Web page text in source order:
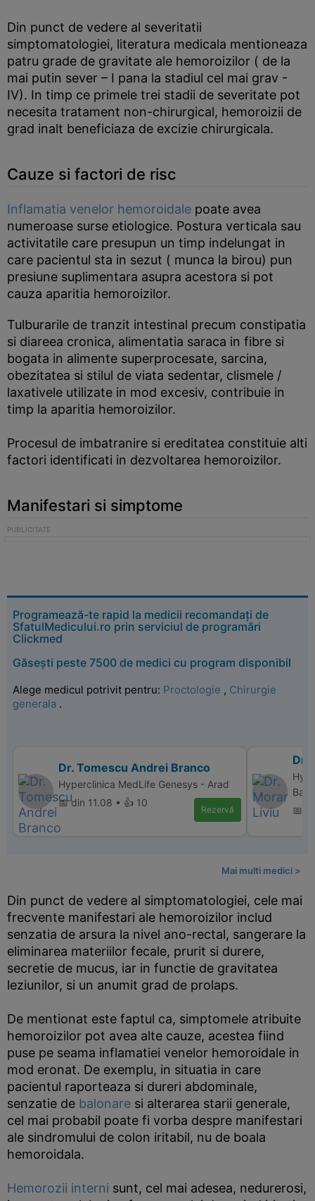
Din punct de vedere al severitatii
simptomatologiei, literatura medicala mentioneaza
patru grade de gravitate ale hemoroizilor ( de la
mai putin sever – I pana la stadiul cel mai grav -
IV). In timp ce primele trei stadii de severitate pot
necesita tratament non-chirurgical, hemoroizii de
grad inalt beneficiaza de excizie chirurgicala.
Cauze si factori de risc
Inflamatia venelor hemoroidale poate avea
numeroase surse etiologice. Postura verticala sau
activitatile care presupun un timp indelungat in
care pacientul sta in sezut ( munca la birou) pun
presiune suplimentara asupra acestora si pot
cauza aparitia hemoroizilor.
Tulburarile de tranzit intestinal precum constipatia
si diareea cronica, alimentatia saraca in fibre si
bogata in alimente superprocesate, sarcina,
obezitatea si stilul de viata sedentar, clismele /
laxativele utilizate in mod excesiv, contribuie in
timp la aparitia hemoroizilor.
Procesul de imbatranire si ereditatea constituie alti
factori identificati in dezvoltarea hemoroizilor.
Manifestari si simptome
Programează-te rapid la medicii recomandați de
SfatulMedicului.ro prin serviciul de programări
Clickmed
Găsești peste 7500 de medici cu program disponibil
Alege medicul potrivit pentru: Proctologie , Chirurgie
generala .
Dr. Tomescu Andrei Branco
Hyperclinica MedLife Genesys - Arad
📅 din 11.08 • 👍 10
Rezervă
Dr.
📅
Mai multi medici >
Din punct de vedere al simptomatologiei, cele mai
frecvente manifestari ale hemoroizilor includ
senzatia de arsura la nivel ano-rectal, sangerare la
eliminarea materiilor fecale, prurit si durere,
secretie de mucus, iar in functie de gravitatea
leziunilor, si un anumit grad de prolaps.
De mentionat este faptul ca, simptomele atribuite
hemoroizilor pot avea alte cauze, acestea fiind
puse pe seama inflamatiei venelor hemoroidale in
mod eronat. De exemplu, in situatia in care
pacientul raporteaza si dureri abdominale,
senzatie de balonare si alterarea starii generale,
cel mai probabil poate fi vorba despre manifestari
ale sindromului de colon iritabil, nu de boala
hemoroidala.
Hemorozii interni sunt, cel mai adesea, nedurerosi,